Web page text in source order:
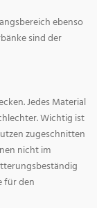
ebenso
sind der
Jedes Material
Wichtig ist
zugeschnitten
nicht im
für den